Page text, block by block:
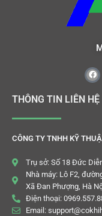
THÔNG TIN LIÊN HỆ
CÔNG TY TNHH KỸ
Trụ sở: Số 18 Đức
Nhà máy: Lô F2,
Xã Đan Phượng, Hà
Điện thoại:
Email: